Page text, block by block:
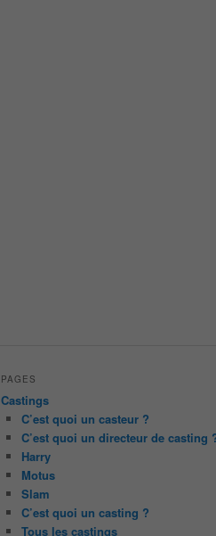
PAGES
Castings
C’est quoi un casteur ?
C’est quoi un directeur de casting
Harry
Motus
Slam
C’est quoi un casting ?
Tous les castings